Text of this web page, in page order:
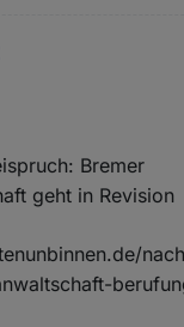
Bremer
geht in Revision